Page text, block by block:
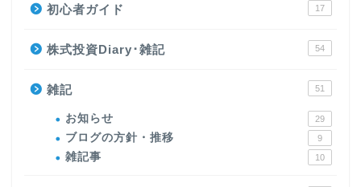
初心者ガイド 17
株式投資Diary･雑記 54
雑記 51
お知らせ 29
ブログの方針・推移 9
雑記事 10